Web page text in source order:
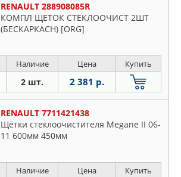
RENAULT 288908085R
КОМПЛ ЩЕТОК СТЕКЛООЧИСТ 2ШТ
(БЕСКАРКАСН) [ORG]
Наличие Цена Купить
2 шт. 2 381 р.
RENAULT 7711421438
Щётки стеклоочистителя Megane II 06-
11 600мм 450мм
Наличие Цена Купить